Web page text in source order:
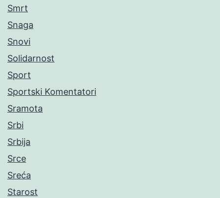
Smrt
Snaga
Snovi
Solidarnost
Sport
Sportski Komentatori
Sramota
Srbi
Srbija
Srce
Sreća
Starost